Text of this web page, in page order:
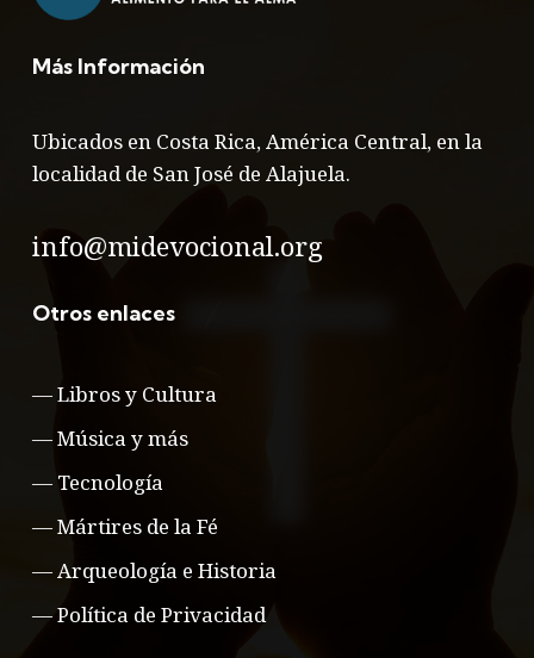
Más Información
Ubicados en Costa Rica, América Central, en la
localidad de San José de Alajuela.
info@midevocional.org
Otros enlaces
—Libros y Cultura
—Música y más
— Tecnología
—Mártires de la Fé
—Arqueología e Historia
—Política de Privacidad